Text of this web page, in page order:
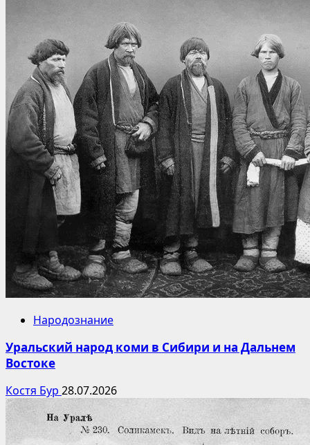
Народознание
Уральский народ коми в Сибири и на Дальнем
Востоке
Костя Бур 28.07.2026